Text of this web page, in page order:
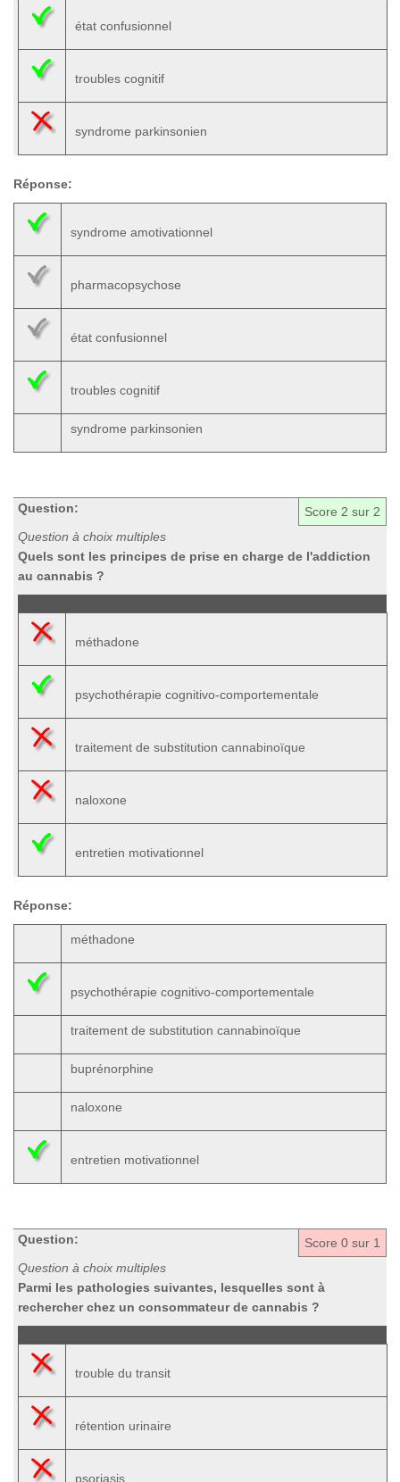
état confusionnel
troubles cognitif
syndrome parkinsonien
Réponse:
syndrome amotivationnel
pharmacopsychose
état confusionnel
troubles cognitif
syndrome parkinsonien
Score 2 sur 2
Question:
Question à choix multiples
Quels sont les principes de prise en charge de l'addiction
au cannabis ?
méthadone
psychothérapie cognitivo-comportementale
traitement de substitution cannabinoïque
naloxone
entretien motivationnel
Réponse:
méthadone
psychothérapie cognitivo-comportementale
traitement de substitution cannabinoïque
buprénorphine
naloxone
entretien motivationnel
Score 0 sur 1
Question:
Question à choix multiples
Parmi les pathologies suivantes, lesquelles sont à
rechercher chez un consommateur de cannabis ?
trouble du transit
rétention urinaire
psoriasis